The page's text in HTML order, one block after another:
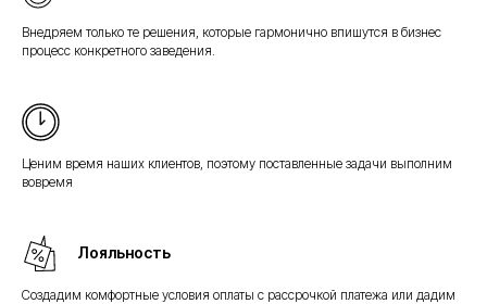
Внедряем только те решения, которые гармонично впишутся в бизнес
процесс конкретного заведения.
Ценим время наших клиентов, поэтому поставленные задачи выполним
вовремя
Лояльность
Создадим комфортные условия оплаты с рассрочкой платежа или дадим